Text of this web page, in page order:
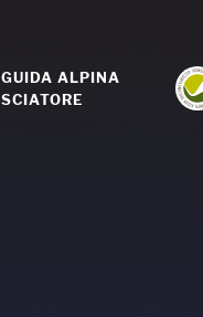
GUIDA ALPINA
SCIATORE